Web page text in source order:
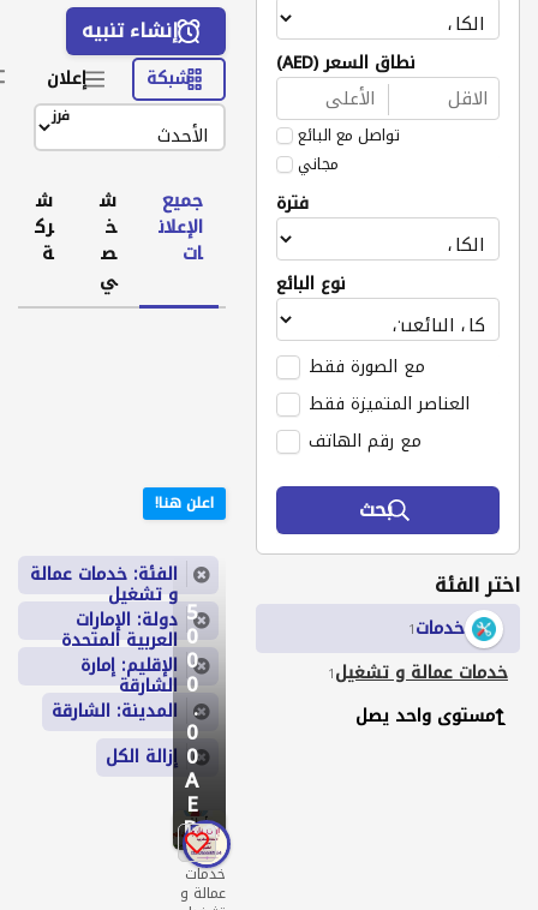
نطاق السعر (AED)
تواصل مع البائع
مجاني
فترة
نوع البائع
مع الصورة فقط
العناصر المتميزة فقط
مع رقم الهاتف
بحث
اختر الفئة
خدمات1
خدمات عمالة و تشغيل1
مستوى واحد يصل
إنشاء تنبيه
شبكة إعلان
فرز
جميع
الإعلان
ات
ش
خ
ص
ي
ش
رك
ة
اعلن هنا!
الفئة: خدمات عمالة
و تشغيل
دولة: الإمارات
العربية المتحدة
الإقليم: إمارة
الشارقة
المدينة: الشارقة
إزالة الكل
5
0
0
0
.
0
0
A
E
D1
خدمات
عمالة و